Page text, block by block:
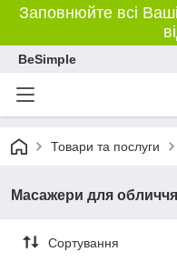
Заповнюйте всі
BeSimple
Товари та послуги
Масажери для обличчя
Сортування